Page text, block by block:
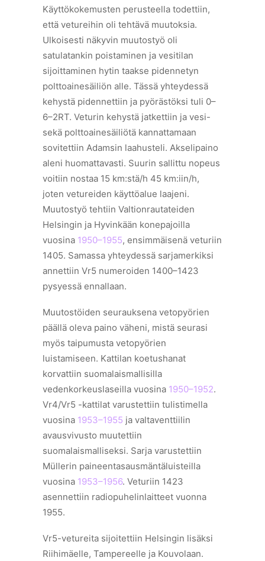
Käyttökokemusten perusteella todettiin,
että vetureihin oli tehtävä muutoksia.
Ulkoisesti näkyvin muutostyö oli
satulatankin poistaminen ja vesitilan
sijoittaminen hytin taakse pidennetyn
polttoainesäiliön alle. Tässä yhteydessä
kehystä pidennettiin ja pyörästöksi tuli 0–
6–2RT. Veturin kehystä jatkettiin ja vesi-
sekä polttoainesäiliötä kannattamaan
sovitettiin Adamsin laahusteli. Akselipaino
aleni huomattavasti. Suurin sallittu nopeus
voitiin nostaa 15 km:stä/h 45 km:iin/h,
joten vetureiden käyttöalue laajeni.
Muutostyö tehtiin Valtionrautateiden
Helsingin ja Hyvinkään konepajoilla
vuosina 1950–1955, ensimmäisenä veturiin
1405. Samassa yhteydessä sarjamerkiksi
annettiin Vr5 numeroiden 1400–1423
pysyessä ennallaan.
Muutostöiden seurauksena vetopyörien
päällä oleva paino väheni, mistä seurasi
myös taipumusta vetopyörien
luistamiseen. Kattilan koetushanat
korvattiin suomalaismallisilla
vedenkorkeuslaseilla vuosina 1950–1952.
Vr4/Vr5 -kattilat varustettiin tulistimella
vuosina 1953–1955 ja valtaventtiilin
avausvivusto muutettiin
suomalaismalliseksi. Sarja varustettiin
Müllerin paineentasausmäntäluisteilla
vuosina 1953–1956. Veturiin 1423
asennettiin radiopuhelinlaitteet vuonna
1955.
Vr5-vetureita sijoitettiin Helsingin lisäksi
Riihimäelle, Tampereelle ja Kouvolaan.